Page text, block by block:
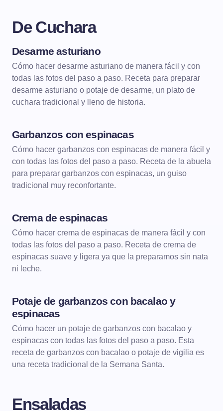
De Cuchara
Desarme asturiano
Cómo hacer desarme asturiano de manera fácil y con
todas las fotos del paso a paso. Receta para preparar
desarme asturiano o potaje de desarme, un plato de
cuchara tradicional y lleno de historia.
Garbanzos con espinacas
Cómo hacer garbanzos con espinacas de manera fácil y
con todas las fotos del paso a paso. Receta de la abuela
para preparar garbanzos con espinacas, un guiso
tradicional muy reconfortante.
Crema de espinacas
Cómo hacer crema de espinacas de manera fácil y con
todas las fotos del paso a paso. Receta de crema de
espinacas suave y ligera ya que la preparamos sin nata
ni leche.
DE CUCHARA
Potaje de garbanzos con bacalao y
espinacas
Cómo hacer un potaje de garbanzos con bacalao y
espinacas con todas las fotos del paso a paso. Esta
receta de garbanzos con bacalao o potaje de vigilia es
una receta tradicional de la Semana Santa.
Ensaladas